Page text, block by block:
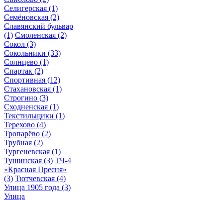
Селигерская (1)
Семёновская (2)
Славянский бульвар
(1) Смоленская (2)
Сокол (3)
Сокольники (33)
Солнцево (1)
Спартак (2)
Спортивная (12)
Стахановская (1)
Строгино (3)
Сходненская (1)
Текстильщики (1)
Терехово (4)
Тропарёво (2)
Трубная (2)
Тургеневская (1)
Тушинская (3) ТЧ-4
«Красная Пресня»
(3) Тютчевская (4)
Улица 1905 года (3)
Улица